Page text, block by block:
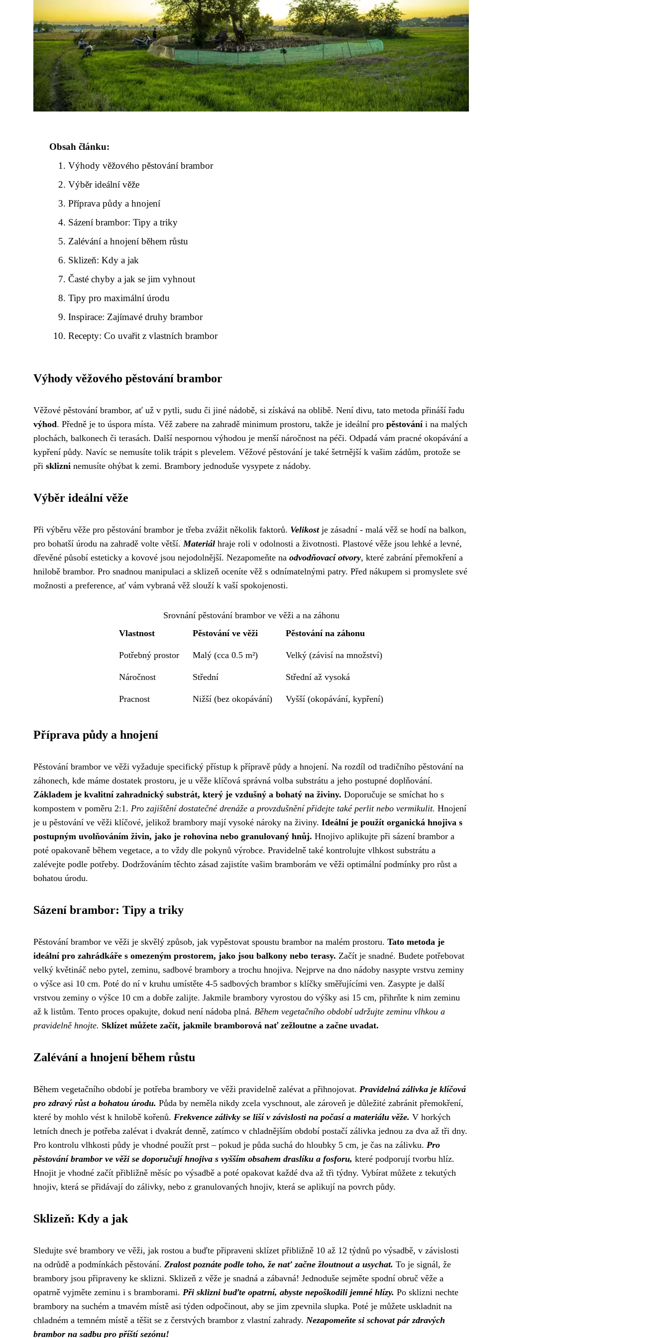
Obsah článku:
Výhody věžového pěstování brambor
Výběr ideální věže
Příprava půdy a hnojení
Sázení brambor: Tipy a triky
Zalévání a hnojení během růstu
Sklizeň: Kdy a jak
Časté chyby a jak se jim vyhnout
Tipy pro maximální úrodu
Inspirace: Zajímavé druhy brambor
Recepty: Co uvařit z vlastních brambor
Výhody věžového pěstování brambor
Věžové pěstování brambor, ať už v pytli, sudu či jiné nádobě, si získává na oblibě. Není divu, tato metoda přináší řadu
výhod. Předně je to úspora místa. Věž zabere na zahradě minimum prostoru, takže je ideální pro pěstováníi na malých
plochách, balkonech či terasách. Další nespornou výhodou je menší náročnost na péči. Odpadá vám pracné okopávání a
kypření půdy. Navíc se nemusíte tolik trápit s plevelem. Věžové pěstování je také šetrnější k vašim zádům, protože se
při sklizni nemusíte ohýbat k zemi. Brambory jednoduše vysypete z nádoby.
Výběr ideální věže
Při výběru věže pro pěstování brambor je třeba zvážit několik faktorů. Velikostje zásadní - malá věž se hodí na balkon,
pro bohatší úrodu na zahradě volte větší. Materiál hraje roli v odolnosti a životnosti. Plastové věže jsou lehké a levné,
dřevěné působí esteticky a kovové jsou nejodolnější. Nezapomeňte na odvodňovací otvory, které zabrání přemokření a
hnilobě brambor. Pro snadnou manipulaci a sklizeň oceníte věž s odnímatelnými patry. Před nákupem si promyslete své
možnosti a preference, ať vám vybraná věž slouží k vaší spokojenosti.
Srovnání pěstování brambor ve věži a na záhonu
Vlastnost
Pěstování ve věži Pěstování na záhonu
Potřebný prostor Malý (cca 0.5 m²) Velký (závisí na množství)
Náročnost Střední Střední až vysoká
Pracnost Nižší (bez okopávání) Vyšší (okopávání, kypření)
Příprava půdy a hnojení
Pěstování brambor ve věži vyžaduje specifický přístup k přípravě půdy a hnojení. Na rozdíl od tradičního pěstování na
záhonech, kde máme dostatek prostoru, je u věže klíčová správná volba substrátu a jeho postupné doplňování.
Základem je kvalitní zahradnický substrát, který je vzdušný a bohatý na živiny. Doporučuje se smíchat ho s
kompostem v poměru 2:1. Pro zajištění dostatečné drenáže a provzdušnění přidejte také perlit nebo vermikulit. Hnojení
je u pěstování ve věži klíčové, jelikož brambory mají vysoké nároky na živiny. Ideální je použít organická hnojiva s
postupným uvolňováním živin, jako je rohovina nebo granulovaný hnůj. Hnojivo aplikujte při sázení brambor a
poté opakovaně během vegetace, a to vždy dle pokynů výrobce. Pravidelně také kontrolujte vlhkost substrátu a
zalévejte podle potřeby. Dodržováním těchto zásad zajistíte vašim bramborám ve věži optimální podmínky pro růst a
bohatou úrodu.
Sázení brambor: Tipy a triky
Pěstování brambor ve věži je skvělý způsob, jak vypěstovat spoustu brambor na malém prostoru. Tato metoda je
ideální pro zahrádkáře s omezeným prostorem, jako jsou balkony nebo terasy. Začít je snadné. Budete potřebovat
velký květináč nebo pytel, zeminu, sadbové brambory a trochu hnojiva. Nejprve na dno nádoby nasypte vrstvu zeminy
o výšce asi 10 cm. Poté do ní v kruhu umístěte 4-5 sadbových brambor s klíčky směřujícími ven. Zasypte je další
vrstvou zeminy o výšce 10 cm a dobře zalijte. Jakmile brambory vyrostou do výšky asi 15 cm, přihrňte k nim zeminu
až k listům. Tento proces opakujte, dokud není nádoba plná. Během vegetačního období udržujte zeminu vlhkou a
pravidelně hnojte. Sklízet můžete začít, jakmile bramborová nať zežloutne a začne uvadat.
Zalévání a hnojení během růstu
Během vegetačního období je potřeba brambory ve věži pravidelně zalévat a přihnojovat. Pravidelná zálivka je klíčová
pro zdravý růst a bohatou úrodu. Půda by neměla nikdy zcela vyschnout, ale zároveň je důležité zabránit přemokření,
které by mohlo vést k hnilobě kořenů. Frekvence zálivky se liší v závislosti na počasí a materiálu věže. V horkých
letních dnech je potřeba zalévat i dvakrát denně, zatímco v chladnějším období postačí zálivka jednou za dva až tři dny.
Pro kontrolu vlhkosti půdy je vhodné použít prst – pokud je půda suchá do hloubky 5 cm, je čas na zálivku. Pro
pěstování brambor ve věži se doporučují hnojiva s vyšším obsahem draslíku a fosforu, které podporují tvorbu hlíz.
Hnojit je vhodné začít přibližně měsíc po výsadbě a poté opakovat každé dva až tři týdny. Vybírat můžete z tekutých
hnojiv, která se přidávají do zálivky, nebo z granulovaných hnojiv, která se aplikují na povrch půdy.
Sklizeň: Kdy a jak
Sledujte své brambory ve věži, jak rostou a buďte připraveni sklízet přibližně 10 až 12 týdnů po výsadbě, v závislosti
na odrůdě a podmínkách pěstování. Zralost poznáte podle toho, že nať začne žloutnout a usychat. To je signál, že
brambory jsou připraveny ke sklizni. Sklizeň z věže je snadná a zábavná! Jednoduše sejměte spodní obruč věže a
opatrně vyjměte zeminu i s bramborami. Při sklizni buďte opatrní, abyste nepoškodili jemné hlízy. Po sklizni nechte
brambory na suchém a tmavém místě asi týden odpočinout, aby se jim zpevnila slupka. Poté je můžete uskladnit na
chladném a temném místě a těšit se z čerstvých brambor z vlastní zahrady. Nezapomeňte si schovat pár zdravých
brambor na sadbu pro příští sezónu!